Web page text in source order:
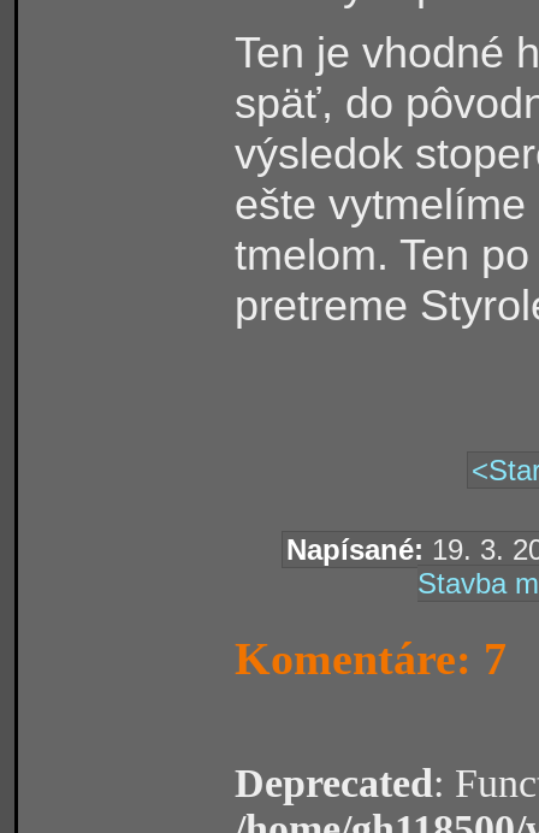
Ten je vhodné
späť, do
výsledok
ešte
tmelom. Ten
pretreme
Napísané: 19. 3.
Stavba
Komentáre: 7
Deprecated: